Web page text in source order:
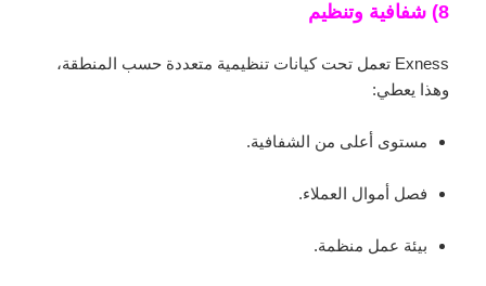
8) شفافية وتنظيم
Exness تعمل تحت كيانات تنظيمية متعددة حسب المنطقة،
وهذا يعطي:
مستوى أعلى من الشفافية.
فصل أموال العملاء.
بيئة عمل منظمة.